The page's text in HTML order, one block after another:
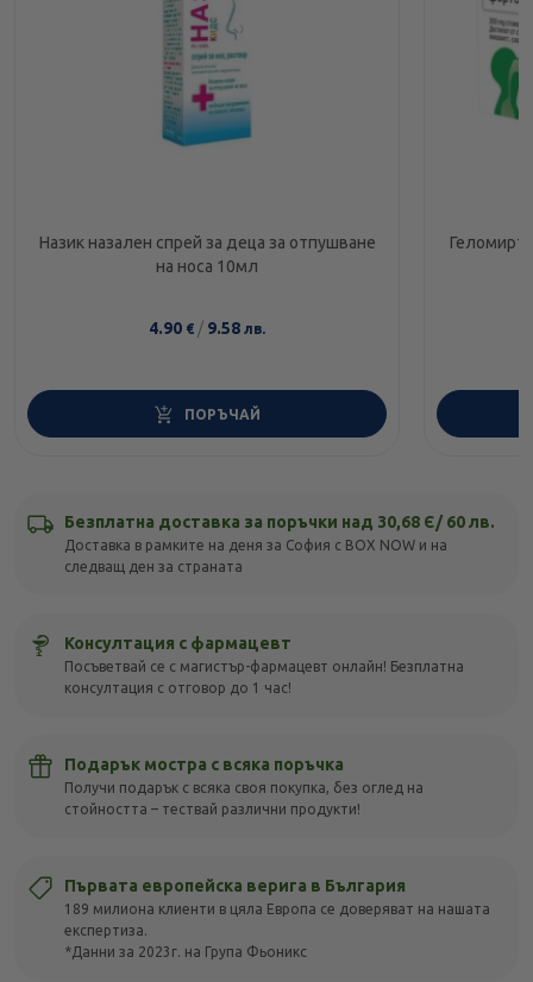
Назик назален спрей за деца за отпушване
на носа 10мл
4.90 € / 9.58 лв.
ПОРЪЧАЙ
Безплатна доставка за поръчки над 30,68 Є/ 60 лв.
Доставка в рамките на деня за София с BOX NOW и на
следващ ден за страната
Консултация с фармацевт
Посъветвай се с магистър-фармацевт онлайн! Безплатна
консултация с отговор до 1 час!
Подарък мостра с всяка поръчка
Получи подарък с всяка своя покупка, без оглед на
стойността – тествай различни продукти!
Първата европейска верига в България
189 милиона клиенти в цяла Европа се доверяват на нашата
експертиза.
*Данни за 2023г. на Група Фьоникс